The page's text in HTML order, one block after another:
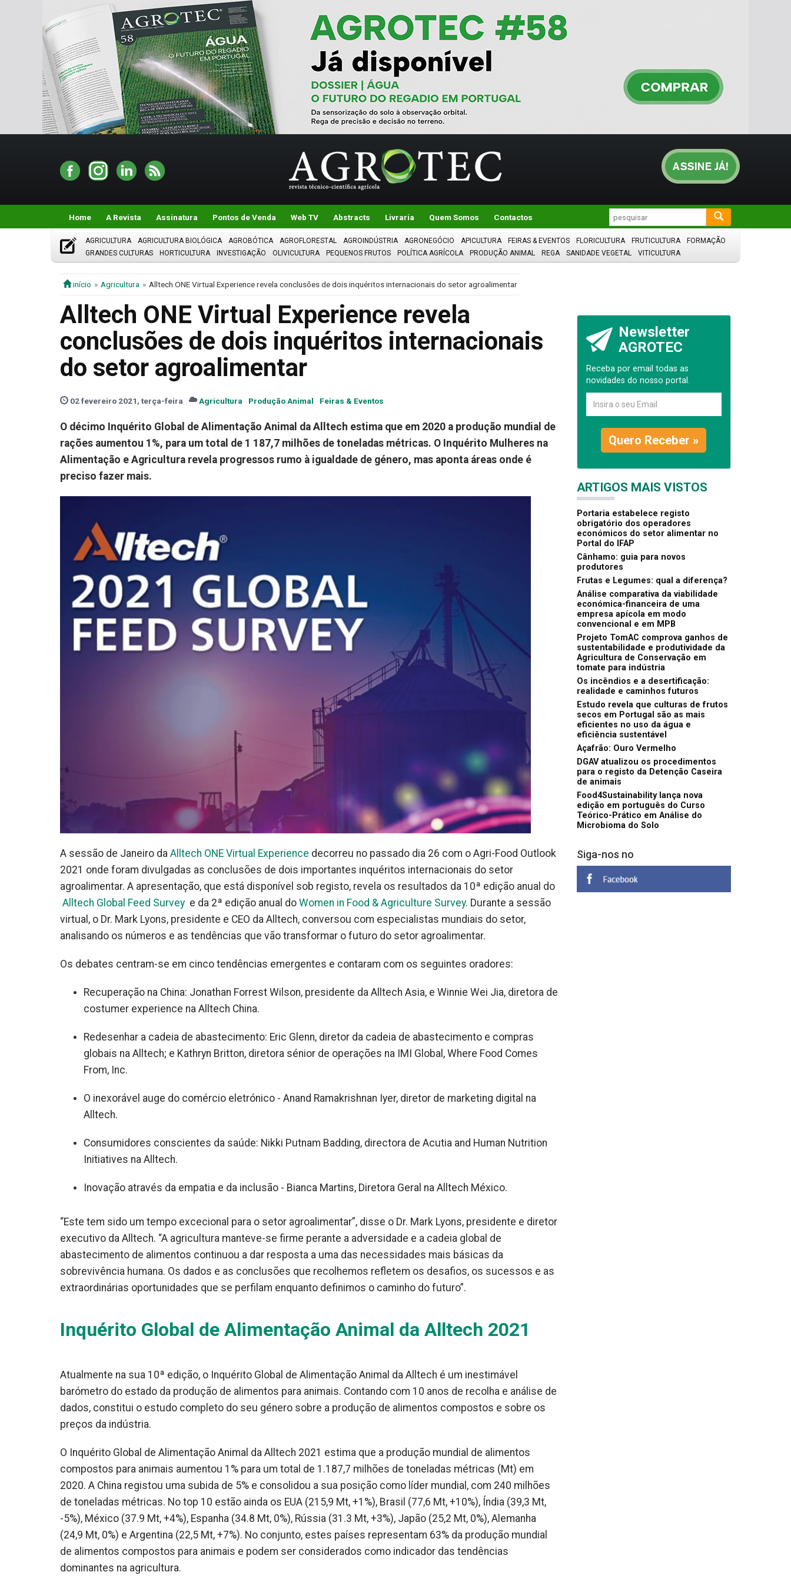
Home A Revista Assinatura Pontos de Venda Web TV Abstracts Livraria Quem Somos Contactos
AGRICULTURA AGRICULTURA BIOLÓGICA AGROBÓTICA AGROFLORESTAL AGROINDÚSTRIA AGRONEGÓCIO APICULTURA FEIRAS & EVENTOS FLORICULTURA FRUTICULTURA
FORMAÇÃO
GRANDES CULTURAS
HORTICULTURA INVESTIGAÇÃO OLIVICULTURA PEQUENOS FRUTOS POLÍTICA AGRÍCOLA PRODUÇÃO ANIMAL REGA SANIDADE VEGETAL VITICULTURA
início Agricultura Alltech ONE Virtual Experience revela conclusões de dois inquéritos internacionais do setor agroalimentar
Alltech ONE Virtual Experience revela
conclusões de dois inquéritos internacionais
do setor agroalimentar
02 fevereiro 2021, terça-feira Agricultura Produção Animal Feiras & Eventos
O décimo Inquérito Global de Alimentação Animal da Alltech estima que em 2020 a produção mundial de
rações aumentou 1%, para um total de 1 187,7 milhões de toneladas métricas. O Inquérito Mulheres na
Alimentação e Agricultura revela progressos rumo à igualdade de género, mas aponta áreas onde é
preciso fazer mais.
A sessão de Janeiro da Alltech ONE Virtual Experience decorreu no passado dia 26 com o Agri-Food Outlook
2021 onde foram divulgadas as conclusões de dois importantes inquéritos internacionais do setor
agroalimentar. A apresentação, que está disponível sob registo, revela os resultados da 10ª edição anual do
Alltech Global Feed Survey e da 2ª edição anual do Women in Food & Agriculture Survey. Durante a sessão
virtual, o Dr. Mark Lyons, presidente e CEO da Alltech, conversou com especialistas mundiais do setor,
analisando os números e as tendências que vão transformar o futuro do setor agroalimentar.
Os debates centram-se em cinco tendências emergentes e contaram com os seguintes oradores:
Recuperação na China: Jonathan Forrest Wilson, presidente da Alltech Asia, e Winnie Wei Jia, diretora de
costumer experience na Alltech China.
Redesenhar a cadeia de abastecimento: Eric Glenn, diretor da cadeia de abastecimento e compras
globais na Alltech; e Kathryn Britton, diretora sénior de operações na IMI Global, Where Food Comes
From, Inc.
O inexorável auge do comércio eletrónico - Anand Ramakrishnan Iyer, diretor de marketing digital na
Alltech.
Consumidores conscientes da saúde: Nikki Putnam Badding, directora de Acutia and Human Nutrition
Initiatives na Alltech.
Inovação através da empatia e da inclusão - Bianca Martins, Diretora Geral na Alltech México.
“Este tem sido um tempo excecional para o setor agroalimentar”, disse o Dr. Mark Lyons, presidente e diretor
executivo da Alltech. “A agricultura manteve-se firme perante a adversidade e a cadeia global de
abastecimento de alimentos continuou a dar resposta a uma das necessidades mais básicas da
sobrevivência humana. Os dados e as conclusões que recolhemos refletem os desafios, os sucessos e as
extraordinárias oportunidades que se perfilam enquanto definimos o caminho do futuro”.
Inquérito Global de Alimentação Animal da Alltech 2021
Atualmente na sua 10ª edição, o Inquérito Global de Alimentação Animal da Alltech é um inestimável
barómetro do estado da produção de alimentos para animais. Contando com 10 anos de recolha e análise de
dados, constitui o estudo completo do seu género sobre a produção de alimentos compostos e sobre os
preços da indústria.
O Inquérito Global de Alimentação Animal da Alltech 2021 estima que a produção mundial de alimentos
compostos para animais aumentou 1% para um total de 1.187,7 milhões de toneladas métricas (Mt) em
2020. A China registou uma subida de 5% e consolidou a sua posição como líder mundial, com 240 milhões
de toneladas métricas. No top 10 estão ainda os EUA (215,9 Mt, +1%), Brasil (77,6 Mt, +10%), Índia (39,3 Mt,
-5%), México (37.9 Mt, +4%), Espanha (34.8 Mt, 0%), Rússia (31.3 Mt, +3%), Japão (25,2 Mt, 0%), Alemanha
(24,9 Mt, 0%) e Argentina (22,5 Mt, +7%). No conjunto, estes países representam 63% da produção mundial
de alimentos compostos para animais e podem ser considerados como indicador das tendências
dominantes na agricultura.
Newsletter
AGROTEC
Receba por email todas as
novidades do nosso portal.
Quero Receber »
ARTIGOS MAIS VISTOS
Portaria estabelece registo
obrigatório dos operadores
económicos do setor alimentar no
Portal do IFAP
Cânhamo: guia para novos
produtores
Frutas e Legumes: qual a diferença?
Análise comparativa da viabilidade
económica-financeira de uma
empresa apícola em modo
convencional e em MPB
Projeto TomAC comprova ganhos de
sustentabilidade e produtividade da
Agricultura de Conservação em
tomate para indústria
Os incêndios e a desertificação:
realidade e caminhos futuros
Estudo revela que culturas de frutos
secos em Portugal são as mais
eficientes no uso da água e
eficiência sustentável
Açafrão: Ouro Vermelho
DGAV atualizou os procedimentos
para o registo da Detenção Caseira
de animais
Food4Sustainability lança nova
edição em português do Curso
Teórico-Prático em Análise do
Microbioma do Solo
Siga-nos no